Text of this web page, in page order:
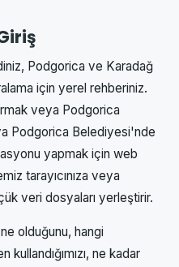
Podgorica ve Karadağ
için yerel rehberiniz.
veya Podgorica
Podgorica Belediyesi'nde
yapmak için web
tarayıcınıza veya
veri dosyaları yerleştirir.
olduğunu, hangi
kullandığımızı, ne kadar